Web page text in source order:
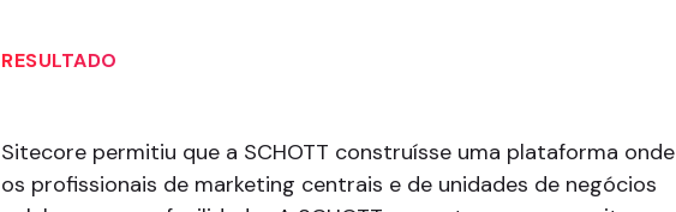
RESULTADO
Sitecore permitiu que a SCHOTT construísse uma plataforma onde
os profissionais de marketing centrais e de unidades de negócios